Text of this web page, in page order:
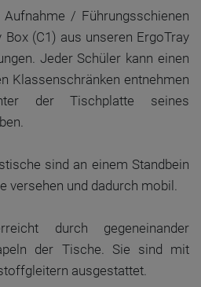
/ Führungsschienen
(C1) aus unseren ErgoTray
Jeder Schüler kann einen
Klassenschränken entnehmen
der Tischplatte seines
sind an einem Standbein
versehen und dadurch mobil.
durch gegeneinander
der Tische. Sie sind mit
ausgestattet.